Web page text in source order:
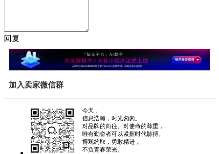
回复
加入卖家微信群
今天，
信息浩瀚，时光匆匆。
对品牌的向往、对使命的尊重，
唯有勤奋者可以紧握时代脉搏。
博观约取，勇敢精进，
不负青春荣光。